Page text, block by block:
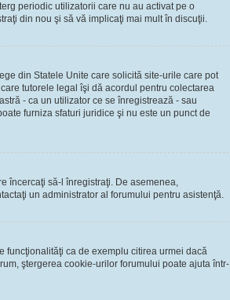
periodic utilizatorii care nu au activat pe o
din nou şi să vă implicaţi mai mult în discuţii.
din Statele Unite care solicită site-urile care pot
tutorele legal îşi dă acordul pentru colectarea
- ca un utilizator ce se înregistrează - sau
furniza sfaturi juridice şi nu este un punct de
încercaţi să-l înregistraţi. De asemenea,
un administrator al forumului pentru asistenţă.
funcţionalităţi ca de exemplu citirea urmei dacă
ştergerea cookie-urilor forumului poate ajuta într-